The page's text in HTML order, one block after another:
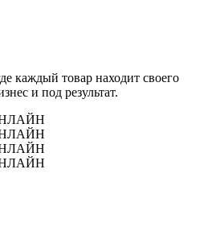
каждый товар находит своего
и под результат.